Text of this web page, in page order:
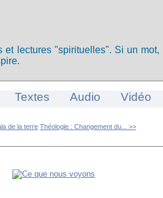
lectures "spirituelles". Si un
Textes Audio Vidéo
de la terre Théologie : Changement du... >>